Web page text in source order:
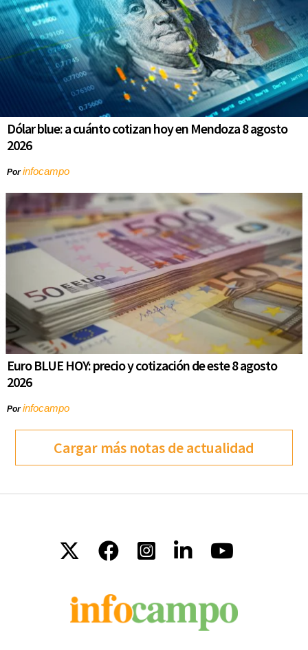
Dólar blue: a cuánto cotizan hoy en Mendoza 8 agosto
2026
Porinfocampo
Euro BLUE HOY: precio y cotización de este 8 agosto
2026
Porinfocampo
Cargar más notas de actualidad